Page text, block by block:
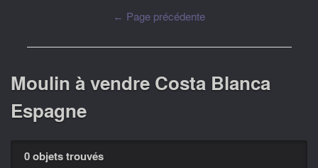
← Page précédente
Moulin à vendre Costa Blanca
Espagne
0 objets trouvés